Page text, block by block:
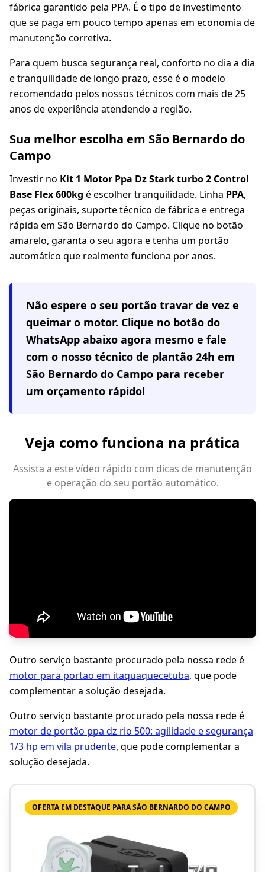
fábrica garantido pela PPA. É o tipo de investimento
que se paga em pouco tempo apenas em economia de
manutenção corretiva.
Para quem busca segurança real, conforto no dia a dia
e tranquilidade de longo prazo, esse é o modelo
recomendado pelos nossos técnicos com mais de 25
anos de experiência atendendo a região.
Sua melhor escolha em São Bernardo do
Campo
Investir no Kit 1 Motor Ppa Dz Stark turbo 2 Control
Base Flex 600kg é escolher tranquilidade. Linha PPA,
peças originais, suporte técnico de fábrica e entrega
rápida em São Bernardo do Campo. Clique no botão
amarelo, garanta o seu agora e tenha um portão
automático que realmente funciona por anos.
Não espere o seu portão travar de vez e
queimar o motor. Clique no botão do
WhatsApp abaixo agora mesmo e fale
com o nosso técnico de plantão 24h em
São Bernardo do Campo para receber
um orçamento rápido!
Veja como funciona na prática
Assista a este vídeo rápido com dicas de manutenção
e operação do seu portão automático.
Outro serviço bastante procurado pela nossa rede é
motor para portao em itaquaquecetuba, que pode
complementar a solução desejada.
Outro serviço bastante procurado pela nossa rede é
motor de portão ppa dz rio 500: agilidade e segurança
1/3 hp em vila prudente, que pode complementar a
solução desejada.
OFERTA EM DESTAQUE PARA SÃO BERNARDO DO CAMPO